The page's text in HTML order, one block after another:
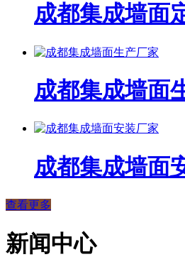
成都集成墙面
成都集成墙面
成都集成墙面
查看更多
新闻中心